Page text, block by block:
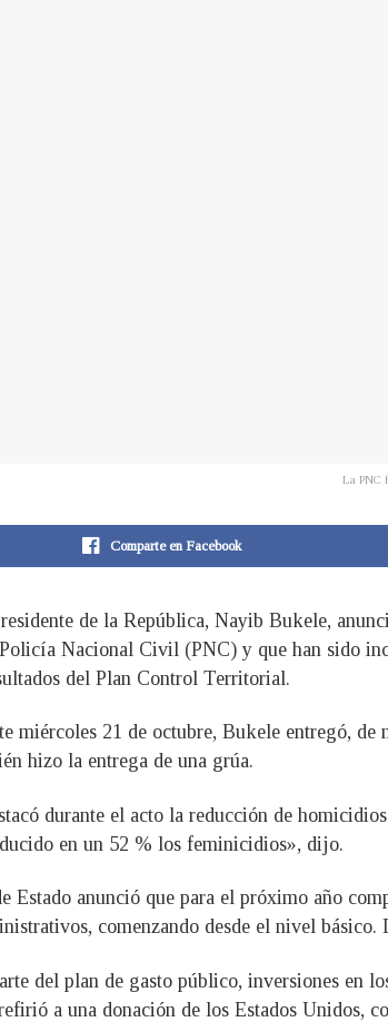
La PNC
Comparte en Facebook
de la República, Nayib Bukele,
Nacional Civil (PNC) y que han sido
del Plan Control Territorial.
miércoles 21 de octubre, Bukele entregó, de
hizo la entrega de una grúa.
durante el acto la reducción de
en un 52 % los feminicidios», dijo.
Estado anunció que para el próximo año
comenzando desde el nivel
del plan de gasto público, inversiones en
a una donación de los Estados Unidos,